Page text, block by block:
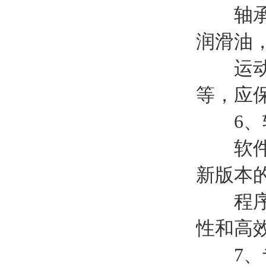
轴承
润滑油
运动
等，应
6、
软件
新版本
程序
性和高
7、